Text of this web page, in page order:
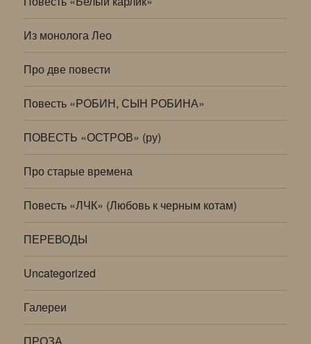
Из монолога Лео
Про две повести
Повесть «РОБИН, СЫН РОБИНА»
ПОВЕСТЬ «ОСТРОВ» (ру)
Про старые времена
Повесть «ЛЧК» (Любовь к черным котам)
ПЕРЕВОДЫ
Uncategorized
Галереи